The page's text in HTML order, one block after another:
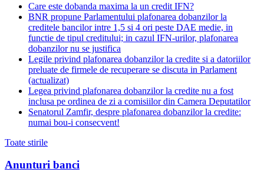
Care este dobanda maxima la un credit IFN?
BNR propune Parlamentului plafonarea dobanzilor la
creditele bancilor intre 1,5 si 4 ori peste DAE medie, in
functie de tipul creditului; in cazul IFN-urilor, plafonarea
dobanzilor nu se justifica
Legile privind plafonarea dobanzilor la credite si a datoriilor
preluate de firmele de recuperare se discuta in Parlament
(actualizat)
Legea privind plafonarea dobanzilor la credite nu a fost
inclusa pe ordinea de zi a comisiilor din Camera Deputatilor
Senatorul Zamfir, despre plafonarea dobanzilor la credite:
numai bou-i consecvent!
Toate stirile
Anunturi banci